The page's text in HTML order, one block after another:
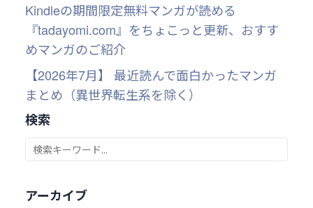
Kindleの期間限定無料マンガが読める
『tadayomi.com』をちょこっと更新、おすす
めマンガのご紹介
【2026年7月】 最近読んで面白かったマンガ
まとめ（異世界転生系を除く）
検索
アーカイブ